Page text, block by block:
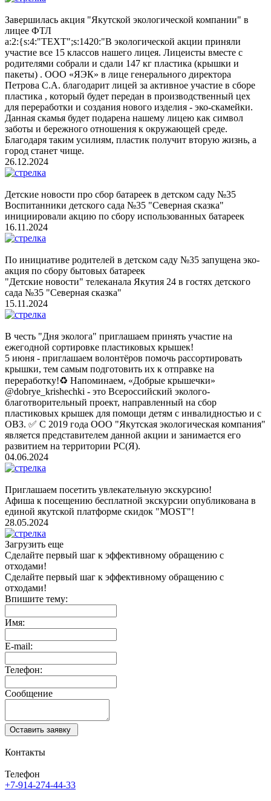
Завершилась акция "Якутской экологической компании" в
лицее ФТЛ
a:2:{s:4:"TEXT";s:1420:"В экологической акции приняли
участие все 15 классов нашего лицея. Лицеисты вместе с
родителями собрали и сдали 147 кг пластика (крышки и
пакеты) . ООО «ЯЭК» в лице генерального директора
Петрова С.А. благодарит лицей за активное участие в сборе
пластика , который будет передан в производственный цех
для переработки и создания нового изделия - эко-скамейки.
Данная скамья будет подарена нашему лицею как символ
заботы и бережного отношения к окружающей среде.
Благодаря таким усилиям, пластик получит вторую жизнь, а
город станет чище.
26.12.2024
Детские новости про сбор батареек в детском саду №35
Воспитанники детского сада №35 "Северная сказка"
инициировали акцию по сбору использованных батареек
16.11.2024
По инициативе родителей в детском саду №35 запущена эко-
акция по сбору бытовых батареек
"Детские новости" телеканала Якутия 24 в гостях детского
сада №35 "Северная сказка"
15.11.2024
В честь "Дня эколога" приглашаем принять участие на
ежегодной сортировке пластиковых крышек!
5 июня - приглашаем волонтёров помочь рассортировать
крышки, тем самым подготовить их к отправке на
переработку!♻️ Напоминаем, «Добрые крышечки»
@dobrye_krishechki - это Всероссийский эколого-
благотворительный проект, направленный на сбор
пластиковых крышек для помощи детям с инвалидностью и с
ОВЗ. ✅ С 2019 года ООО "Якутская экологическая компания"
является представителем данной акции и занимается его
развитием на территории РС(Я).
04.06.2024
Приглашаем посетить увлекательную экскурсию!
Афиша к посещению бесплатной экскурсии опубликована в
единой якутской платформе скидок "MOST"!
28.05.2024
Загрузить еще
Сделайте первый шаг к эффективному обращению с
отходами!
Сделайте первый шаг к эффективному обращению с
отходами!
Впишите тему:
Имя:
E-mail:
Телефон:
Сообщение
Оставить заявку
Контакты
Телефон
+7-914-274-44-33